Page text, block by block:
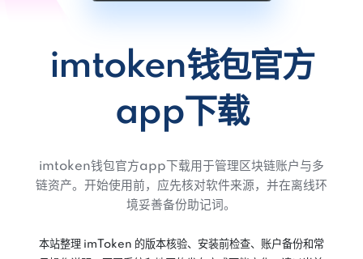
imtoken钱包官方
app下载
imtoken钱包官方app下载用于管理区块链账户与多
链资产。开始使用前，应先核对软件来源，并在离线环
境妥善备份助记词。
本站整理 imToken 的版本核验、安装前检查、账户备份和常